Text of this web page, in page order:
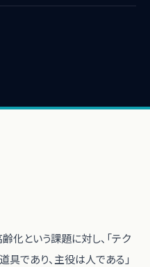
化という課題に対し、「テク
具であり、主役は人である」